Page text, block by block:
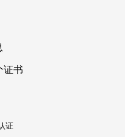
证书
证